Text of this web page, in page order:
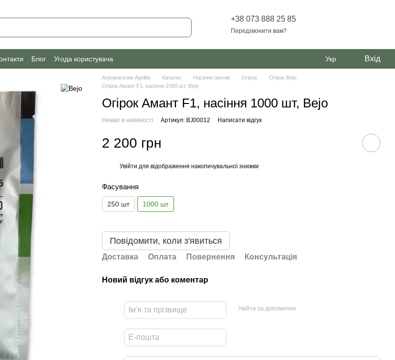
+38 073 888 25 85
Передзвонити вам?
Блог Угода користувача Укр Вхід
Агромагазин Agrilite Каталог Насіння овочів Огірок
Огірок Bejo
Огірок Амант F1, насіння 1000 шт, Bejo
Огірок Амант F1, насіння 1000 шт, Bejo
Немає в наявності Артикул: BJ00012 Написати відгук
2 200 грн
Увійти для відображення накопичувальної знижки
Фасування
250 шт 1000 шт
Повідомити, коли з'явиться
Доставка Оплата Повернення Консультація
Новий відгук або коментар
Увійти за допомогою